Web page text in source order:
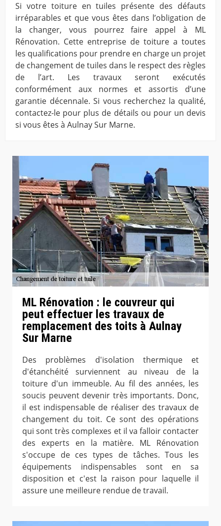
Si votre toiture en tuiles présente des défauts
irréparables et que vous êtes dans l’obligation de
la changer, vous pourrez faire appel à ML
Rénovation. Cette entreprise de toiture a toutes
les qualifications pour prendre en charge un projet
de changement de tuiles dans le respect des règles
de l’art. Les travaux seront exécutés
conformément aux normes et assortis d’une
garantie décennale. Si vous recherchez la qualité,
contactez-le pour plus de détails ou pour un devis
si vous êtes à Aulnay Sur Marne.
ML Rénovation : le couvreur qui
peut effectuer les travaux de
remplacement des toits à Aulnay
Sur Marne
Des problèmes d'isolation thermique et
d'étanchéité surviennent au niveau de la
toiture d'un immeuble. Au fil des années, les
soucis peuvent devenir très importants. Donc,
il est indispensable de réaliser des travaux de
changement du toit. Ce sont des opérations
qui sont très complexes et il va falloir contacter
des experts en la matière. ML Rénovation
s'occupe de ces types de tâches. Tous les
équipements indispensables sont en sa
disposition et c'est la raison pour laquelle il
assure une meilleure rendue de travail.